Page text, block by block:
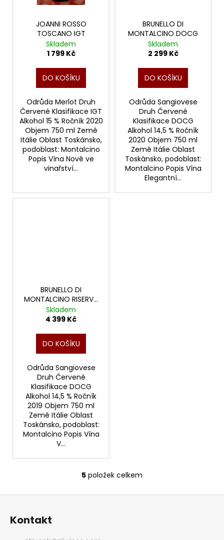
JOANNI ROSSO
TOSCANO IGT
Skladem
1 799 Kč
DO KOŠÍKU
Odrůda Merlot Druh
Červené Klasifikace IGT
Alkohol 15 % Ročník 2020
Objem 750 ml Země
Itálie Oblast Toskánsko,
podoblast: Montalcino
Popis Vína Nově ve
vinařství...
BRUNELLO DI
MONTALCINO DOCG
Skladem
2 299 Kč
DO KOŠÍKU
Odrůda Sangiovese
Druh Červené
Klasifikace DOCG
Alkohol 14,5 % Ročník
2020 Objem 750 ml
Země Itálie Oblast
Toskánsko, podoblast:
Montalcino Popis Vína
Elegantní...
BRUNELLO DI
MONTALCINO RISERVA
DOCG
Skladem
4 399 Kč
DO KOŠÍKU
Odrůda Sangiovese
Druh Červené
Klasifikace DOCG
Alkohol 14,5 % Ročník
2019 Objem 750 ml
Země Itálie Oblast
Toskánsko, podoblast:
Montalcino Popis Vína
V...
O
v
5 položek celkem
Z
Kontakt